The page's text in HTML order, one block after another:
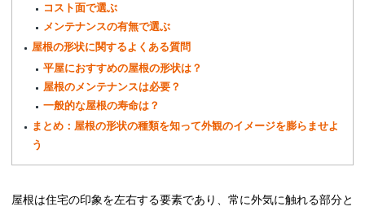
コスト面で選ぶ
メンテナンスの有無で選ぶ
屋根の形状に関するよくある質問
平屋におすすめの屋根の形状は？
屋根のメンテナンスは必要？
一般的な屋根の寿命は？
まとめ：屋根の形状の種類を知って外観のイメージを膨らませよ
う
屋根は住宅の印象を左右する要素であり、常に外気に触れる部分と